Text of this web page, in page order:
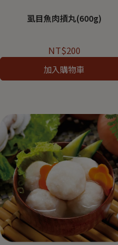
虱目魚肉摃丸(600g)
NT$200
加入購物車